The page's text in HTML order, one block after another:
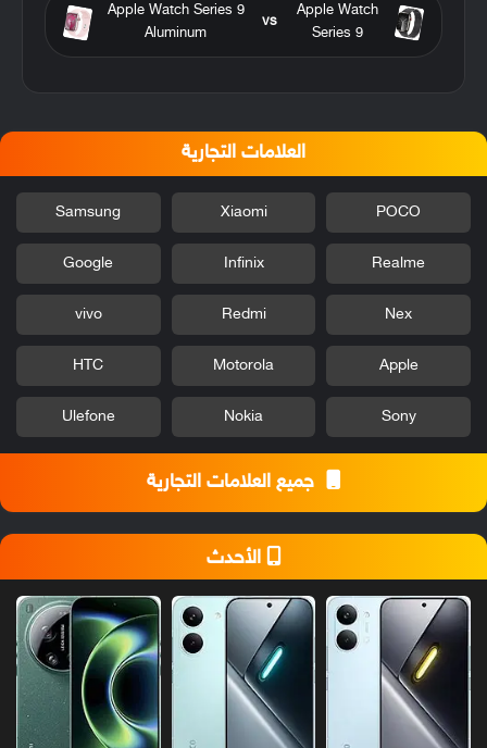
Apple Watch
Series 9
vs
Apple Watch Series 9
Aluminum
العلامات التجارية
POCO
Xiaomi
Samsung
Realme
Infinix
Google
Nex
Redmi
vivo
Apple
Motorola
HTC
Sony
Nokia
Ulefone
جميع العلامات التجارية
الأحدث